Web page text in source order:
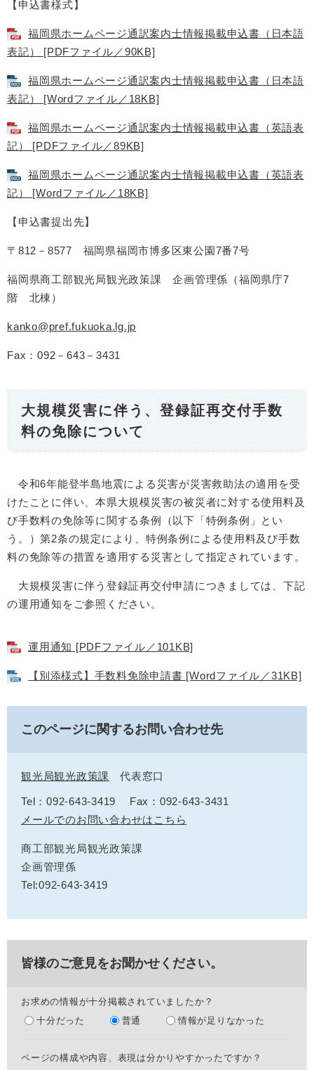
【申込書様式】
福岡県ホームページ通訳案内士情報掲載申込書（日本語
表記） [PDFファイル／90KB]
福岡県ホームページ通訳案内士情報掲載申込書（日本語
表記） [Wordファイル／18KB]
福岡県ホームページ通訳案内士情報掲載申込書（英語表
記） [PDFファイル／89KB]
福岡県ホームページ通訳案内士情報掲載申込書（英語表
記） [Wordファイル／18KB]
【申込書提出先】
〒812－8577 福岡県福岡市博多区東公園7番7号
福岡県商工部観光局観光政策課 企画管理係（福岡県庁7
階 北棟）
kanko@pref.fukuoka.lg.jp
Fax：092－643－3431
大規模災害に伴う、登録証再交付手数
料の免除について
令和6年能登半島地震による災害が災害救助法の適用を受
けたことに伴い、本県大規模災害の被災者に対する使用料及
び手数料の免除等に関する条例（以下「特例条例」とい
う。）第2条の規定により、特例条例による使用料及び手数
料の免除等の措置を適用する災害として指定されています。
大規模災害に伴う登録証再交付申請につきましては、下記
の運用通知をご参照ください。
運用通知 [PDFファイル／101KB]
【別添様式】手数料免除申請書 [Wordファイル／31KB]
このページに関するお問い合わせ先
観光局観光政策課 代表窓口
Tel：092-643-3419
Fax：092-643-3431
メールでのお問い合わせはこちら
商工部観光局観光政策課
企画管理係
Tel:092-643-3419
皆様のご意見をお聞かせください。
お求めの情報が十分掲載されていましたか？
十分だった
普通 情報が足りなかった
ページの構成や内容、表現は分かりやすかったですか？